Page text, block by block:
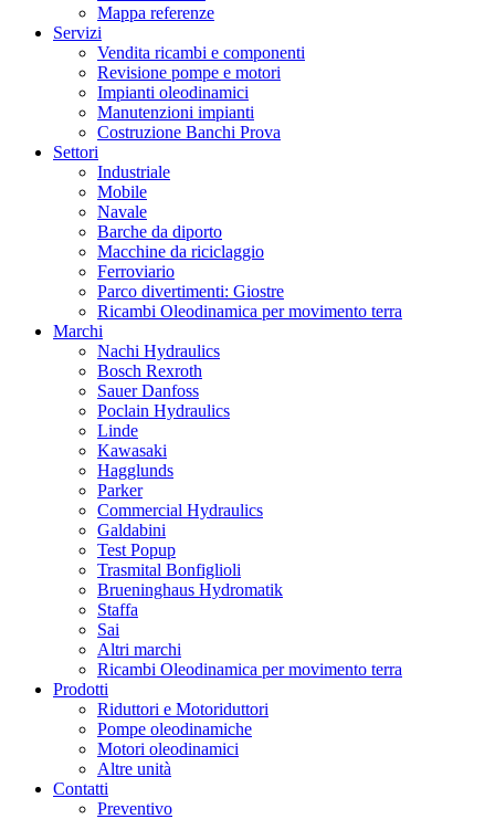
Mappa referenze
Servizi
Vendita ricambi e componenti
Revisione pompe e motori
Impianti oleodinamici
Manutenzioni impianti
Costruzione Banchi Prova
Settori
Industriale
Mobile
Navale
Barche da diporto
Macchine da riciclaggio
Ferroviario
Parco divertimenti: Giostre
Ricambi Oleodinamica per movimento terra
Marchi
Nachi Hydraulics
Bosch Rexroth
Sauer Danfoss
Poclain Hydraulics
Linde
Kawasaki
Hagglunds
Parker
Commercial Hydraulics
Galdabini
Test Popup
Trasmital Bonfiglioli
Brueninghaus Hydromatik
Staffa
Sai
Altri marchi
Ricambi Oleodinamica per movimento terra
Prodotti
Riduttori e Motoriduttori
Pompe oleodinamiche
Motori oleodinamici
Altre unità
Contatti
Preventivo